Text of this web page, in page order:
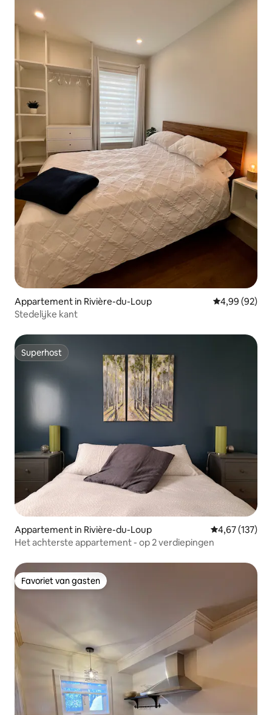
Appartement in Rivière-du-Loup Gemiddelde
4,99 (92)
Stedelijke kant
Superhost
Superhost
Appartement in Rivière-du-Loup Gemiddelde
4,67 (137)
Het achterste appartement - op 2 verdiepingen
Favoriet van gasten
Favoriet van gasten